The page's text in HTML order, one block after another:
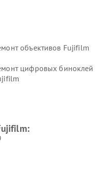
объективов Fujifilm
цифровых биноклей